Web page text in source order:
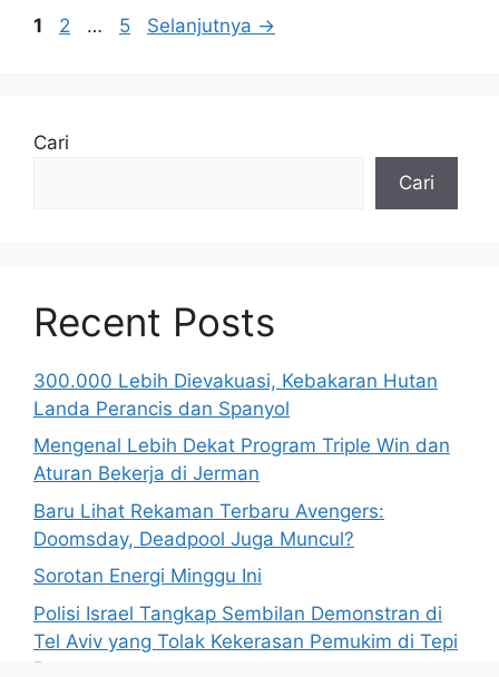
Halaman
1 Halaman
2 … Halaman
5 Selanjutnya →
Cari
Cari
Recent Posts
300.000 Lebih Dievakuasi, Kebakaran Hutan
Landa Perancis dan Spanyol
Mengenal Lebih Dekat Program Triple Win dan
Aturan Bekerja di Jerman
Baru Lihat Rekaman Terbaru Avengers:
Doomsday, Deadpool Juga Muncul?
Sorotan Energi Minggu Ini
Polisi Israel Tangkap Sembilan Demonstran di
Tel Aviv yang Tolak Kekerasan Pemukim di Tepi
Barat